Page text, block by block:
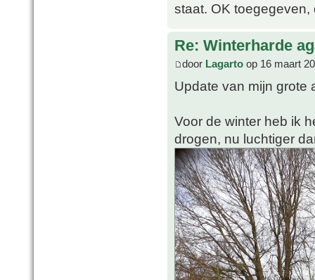
staat. OK
Re: Winterharde
door Lagarto op 16 maart
Update van mijn grote
Voor de winter heb ik
drogen, nu luchtiger